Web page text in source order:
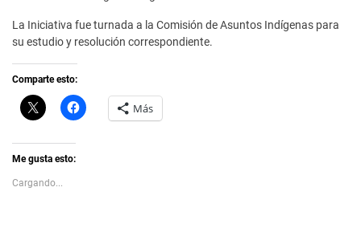
La Iniciativa fue turnada a la Comisión de Asuntos Indígenas para
su estudio y resolución correspondiente.
Comparte esto:
C
l
k
t
s
h
H
a Más
Me gusta esto:
Cargando...